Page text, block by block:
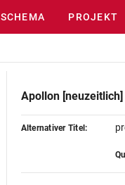
SCHEMA PROJEKT
Apollon
Alternativer Titel: